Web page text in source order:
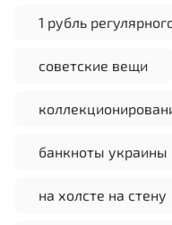
1 рубль
советские вещи
банкноты украины
на холсте на стену